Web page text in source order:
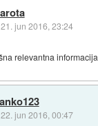
21. jun 2016, 23:24
relevantna
22. jun 2016, 00:47